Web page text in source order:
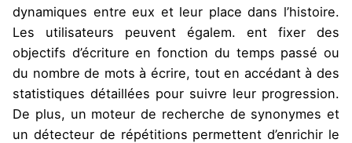
dynamiques entre eux et leur place dans l’histoire.
Les utilisateurs peuvent égalem. ent fixer des
objectifs d’écriture en fonction du temps passé ou
du nombre de mots à écrire, tout en accédant à des
statistiques détaillées pour suivre leur progression.
De plus, un moteur de recherche de synonymes et
un détecteur de répétitions permettent d’enrichir le